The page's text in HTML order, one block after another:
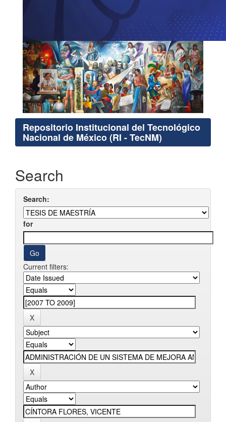
Repositorio Institucional del Tecnológico
Nacional de México (RI - TecNM)
Search
Search:
for
Current filters: